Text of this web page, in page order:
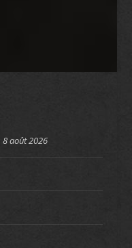
8 août 2026